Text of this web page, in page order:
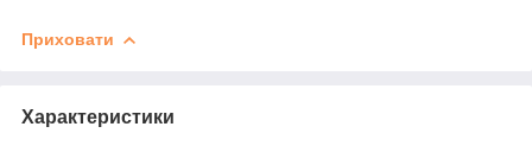
Приховати
Характеристики